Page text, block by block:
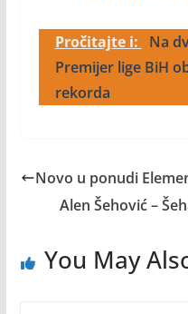
Pročitajte i:
Na
Premijer lige BiH
rekorda
Novo u ponudi
Alen Šehović –
You May